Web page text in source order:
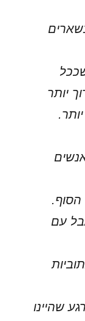
יותר
הסוף.
עם
שהיינו